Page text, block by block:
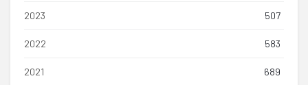
2023 507
2022 583
2021 689